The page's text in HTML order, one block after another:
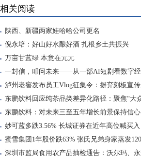
相关阅读
陕西、新疆两家娃哈哈公司更名
倪永培：好山好水酿好酒 扎根乡土共振兴
万亩甘蓝绿 本意在元元
一封信，叩问未来——从一部AI短剧看数字
泸州老窖发布员工Vlog征集令：摒弃刻板宣
东鹏饮料回应纯茶品类差异化路径：聚焦“大
东鹏饮料：对未来三至五年增长前景保持信
妙可蓝多跌3.56% 长城证券在近年高位喊买入
蜜雪集团1年股价跌63% 张氏兄弟身家蒸发
深圳市监局食用农产品抽检通告：沃尔玛、